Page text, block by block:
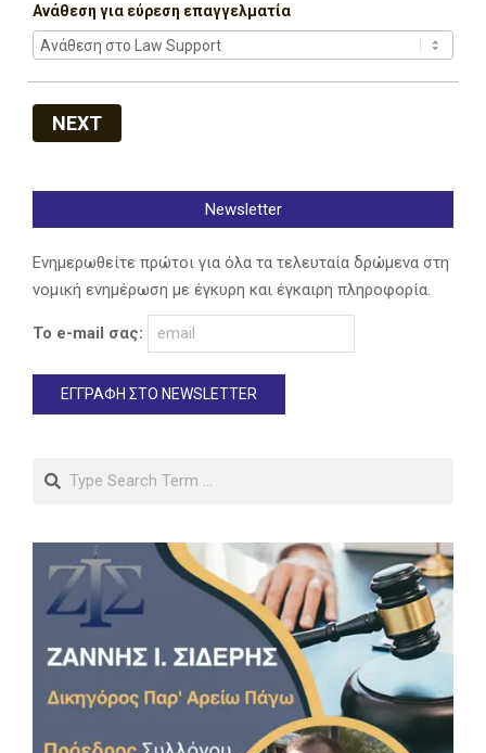
Ανάθεση για εύρεση επαγγελματία
NEXT
Newsletter
Ενημερωθείτε πρώτοι για όλα τα τελευταία δρώμενα στη
νομική ενημέρωση με έγκυρη και έγκαιρη πληροφορία.
Το e-mail σας: